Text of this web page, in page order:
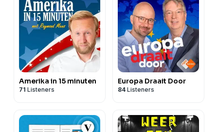
Amerika in 15 minuten
71 Listeners
Europa Draait Door
84 Listeners